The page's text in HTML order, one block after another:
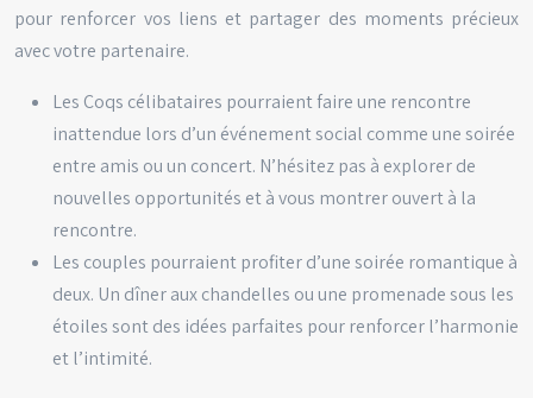
pour renforcer vos liens et partager des moments précieux
avec votre partenaire.
Les Coqs célibataires pourraient faire une rencontre
inattendue lors d’un événement social comme une soirée
entre amis ou un concert. N’hésitez pas à explorer de
nouvelles opportunités et à vous montrer ouvert à la
rencontre.
Les couples pourraient profiter d’une soirée romantique à
deux. Un dîner aux chandelles ou une promenade sous les
étoiles sont des idées parfaites pour renforcer l’harmonie
et l’intimité.